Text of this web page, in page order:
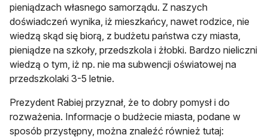
pieniądzach własnego samorządu. Z naszych
doświadczeń wynika, iż mieszkańcy, nawet rodzice, nie
wiedzą skąd się biorą, z budżetu państwa czy miasta,
pieniądze na szkoły, przedszkola i żłobki. Bardzo nieliczni
wiedzą o tym, iż np. nie ma subwencji oświatowej na
przedszkolaki 3-5 letnie.
Prezydent Rabiej przyznał, że to dobry pomysł i do
rozważenia. Informacje o budżecie miasta, podane w
sposób przystępny, można znaleźć również tutaj: